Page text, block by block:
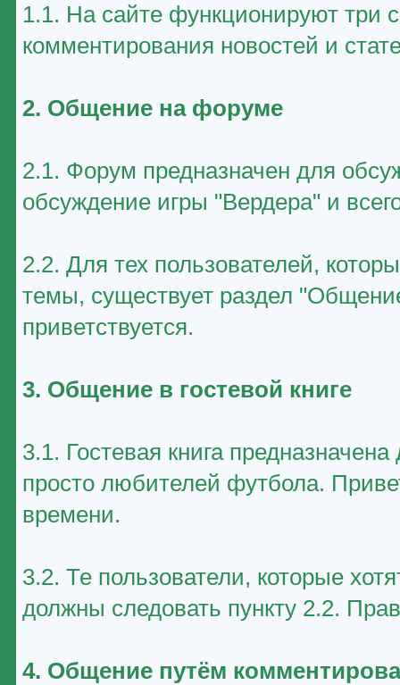
1.1. На сайте функционируют три
комментирования новостей и
2. Общение на форуме
2.1. Форум предназначен для
обсуждение игры "Вердера" и
2.2. Для тех пользователей,
темы, существует раздел
приветствуется.
3. Общение в гостевой книге
3.1. Гостевая книга
просто любителей футбола.
времени.
3.2. Те пользователи, которые
должны следовать пункту 2.2.
4. Общение путём